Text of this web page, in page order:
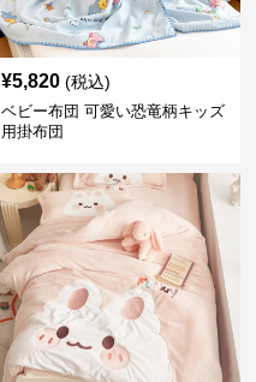
¥5,820 (税込)
ベビー布団 可愛い恐竜柄キッズ
用掛布団